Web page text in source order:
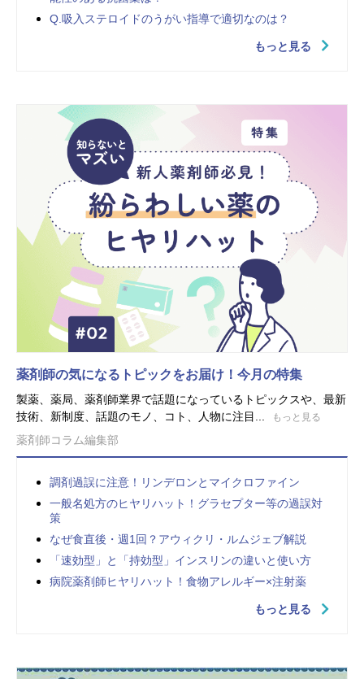
Q.吸入ステロイドのうがい指導で適切なのは？
もっと見る
薬剤師の気になるトピックをお届け！今月の特集
製薬、薬局、薬剤師業界で話題になっているトピックスや、最新
技術、新制度、話題のモノ、コト、人物に注目...
もっと見る
薬剤師コラム編集部
調剤過誤に注意！リンデロンとマイクロファイン
一般名処方のヒヤリハット！グラセプター等の過誤対
策
なぜ食直後・週1回？アウィクリ・ルムジェブ解説
「速効型」と「持効型」インスリンの違いと使い方
病院薬剤師ヒヤリハット！食物アレルギー×注射薬
もっと見る